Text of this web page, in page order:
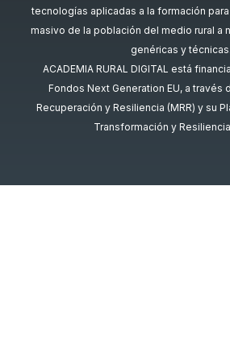
tecnologías aplicadas a la formación
masivo de la población del medio rural a
genéricas y técnicas.
ACADEMIA RURAL DIGITAL está
Fondos Next Generation EU, a través
Recuperación y Resiliencia (MRR) y su
Transformación y Resiliencia